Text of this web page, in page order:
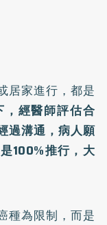
居家進行，都是
經醫師評估合
過溝通，病人願
100%推行，大
種為限制，而是